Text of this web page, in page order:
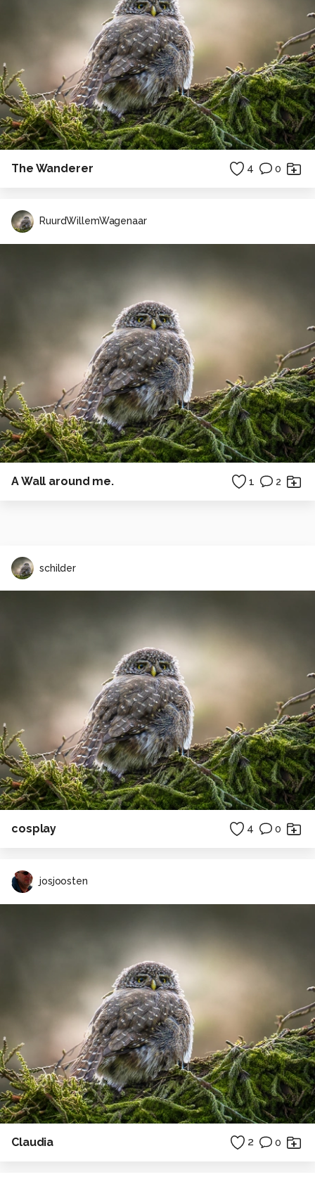
The Wanderer 4 0
RuurdWillemWagenaar
A Wall around me. 1 2
schilder
cosplay 4 0
josjoosten
Claudia 2 0